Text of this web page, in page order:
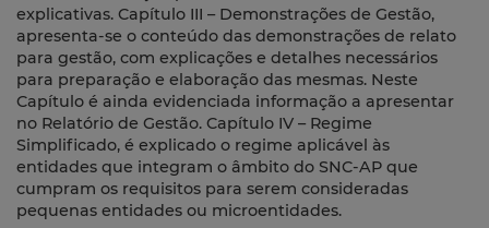
explicativas. Capítulo III – Demonstrações de Gestão,
apresenta-se o conteúdo das demonstrações de relato
para gestão, com explicações e detalhes necessários
para preparação e elaboração das mesmas. Neste
Capítulo é ainda evidenciada informação a apresentar
no Relatório de Gestão. Capítulo IV – Regime
Simplificado, é explicado o regime aplicável às
entidades que integram o âmbito do SNC-AP que
cumpram os requisitos para serem consideradas
pequenas entidades ou microentidades.